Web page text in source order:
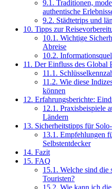
9.1. Traditionen,
authentische
9.2. Städtetrips und
10. Tipps zur
10.1. Wichtige
Abreise
10.2.
11. Der Einfluss des Global
11.1.
11.2. Wie diese
können
12. Erfahrungsberichte:
12.1. Praxisbeispiele
Ländern
13. Sicherheitstipps für
13.1. Empfehlungen
Selbstentdecker
14. Fazit
15. FAQ
15.1. Welche sind die
Touristen?
15.2. Wie kann ich